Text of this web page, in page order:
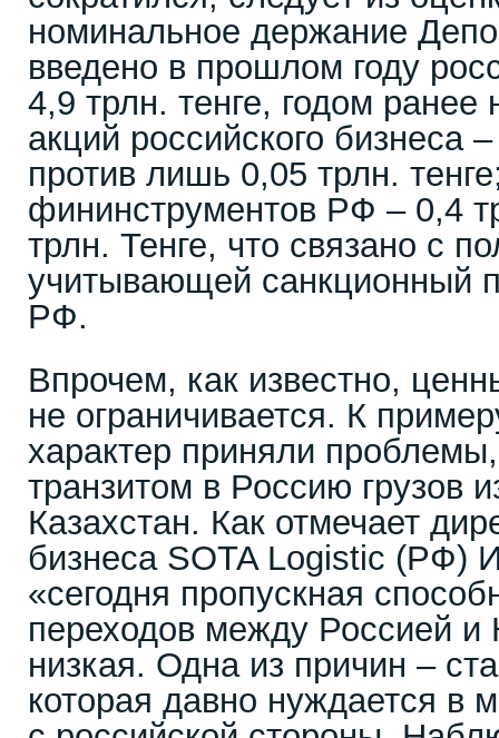
номинальное держание
введено в прошлом году
4,9 трлн. тенге, годом ранее
акций российского бизнеса
против лишь 0,05 трлн.
фининструментов РФ – 0,4
трлн. Тенге, что связано с
учитывающей санкционный
РФ.
Впрочем, как известно,
не ограничивается. К
характер приняли
транзитом в Россию грузов
Казахстан. Как отмечает
бизнеса SOTA Logistic (РФ)
«сегодня пропускная
переходов между Россией и
низкая. Одна из причин –
которая давно нуждается в